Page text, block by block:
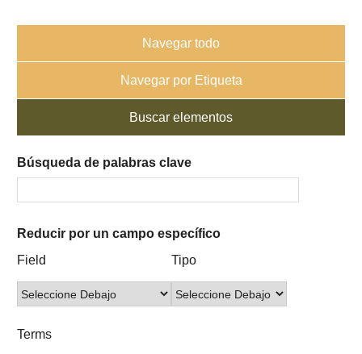
Navegar todo
Navegar por Etiqueta
Buscar elementos
Búsqueda de palabras clave
of
rows
in
por
Reducir por un campo específico
Campo
búsqueda
Tipo
búsqueda
Términos
búsqueda
Ensamblador
Búsqueda
Field Tipo
Terms